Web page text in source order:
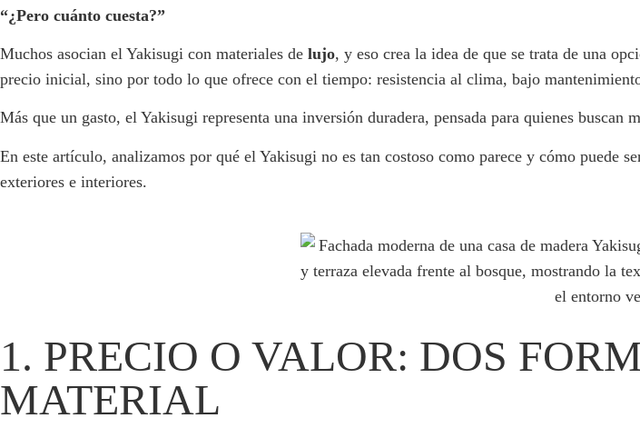
“¿Pero cuánto cuesta?”
Muchos asocian el Yakisugi con materiales de lujo, y eso crea la idea de que se trata de una
precio inicial, sino por todo lo que ofrece con el tiempo: resistencia al clima, bajo
Más que un gasto, el Yakisugi representa una inversión duradera, pensada para quienes buscan
En este artículo, analizamos por qué el Yakisugi no es tan costoso como parece y cómo puede
exteriores e interiores.
1. PRECIO O VALOR: DOS
MATERIAL